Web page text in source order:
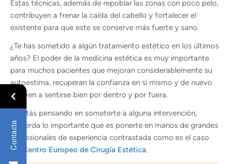
Estas técnicas, además de repoblar las zonas con poco pelo,
contribuyen a frenar la caída del cabello y fortalecer el
existente para que este se conserve más fuerte y sano.
¿Te has sometido a algún tratamiento estético en los últimos
años? El poder de la medicina estética es muy importante
para muchos pacientes que mejoran considerablemente su
autoestima, recuperan la confianza en sí mismo y de nuevo
vuelven a sentirse bien por dentro y por fuera.
Si estás pensando en someterte a alguna intervención,
recuerda lo importante que es ponerte en manos de grandes
profesionales de experiencia contrastada como es el caso
del
Centro Europeo de Cirugía Estética.
Contacta